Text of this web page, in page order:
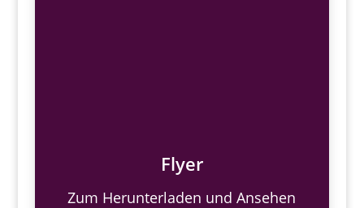
Flyer
Zum Herunterladen und Ansehen